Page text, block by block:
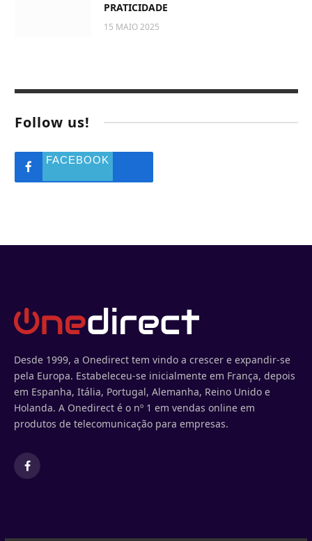
PRATICIDADE
15 MAIO 2025
Follow us!
FACEBOOK
Desde 1999, a Onedirect tem vindo a crescer e expandir-se
pela Europa. Estabeleceu-se inicialmente em França, depois
em Espanha, Itália, Portugal, Alemanha, Reino Unido e
Holanda. A Onedirect é o nº 1 em vendas online em
produtos de telecomunicação para empresas.
Facebook